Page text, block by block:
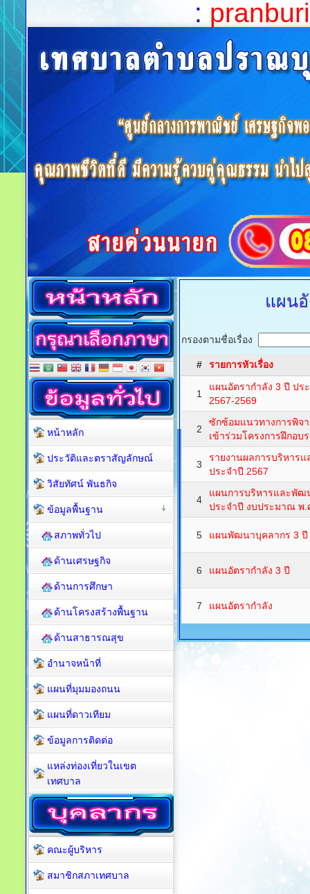
:
แผน
กรองตามชื่อเรื่อง
# รายการหัวเรื่อง
1
แผนอัตรากำลัง 3 ปี ป
2567-2569
2
ซักซ้อมแนวทางการพิจ
เข้าร่วมโครงการฝึกอบ
3
รายงานผลการบริหาร
ประจำปี 2567
4
แผนการบริหารและพัฒ
ประจำปี งบประมาณ พ.
5 แผนพัฒนาบุคลากร 3
6 แผนอัตรากำลัง 3 ปี
7 แผนอัตรากำลัง
หน้าหลัก
ประวัติและตราสัญลักษณ์
วิสัยทัศน์ พันธกิจ
ข้อมูลพื้นฐาน
สภาพทั่วไป
ด้านเศรษฐกิจ
ด้านการศึกษา
ด้านโครงสร้างพื้นฐาน
ด้านสาธารณสุข
อำนาจหน้าที่
แผนที่มุมมองถนน
แผนที่ดาวเทียม
ข้อมูลการติดต่อ
แหล่งท่องเที่ยวในเขต
เทศบาล
คณะผู้บริหาร
สมาชิกสภาเทศบาล